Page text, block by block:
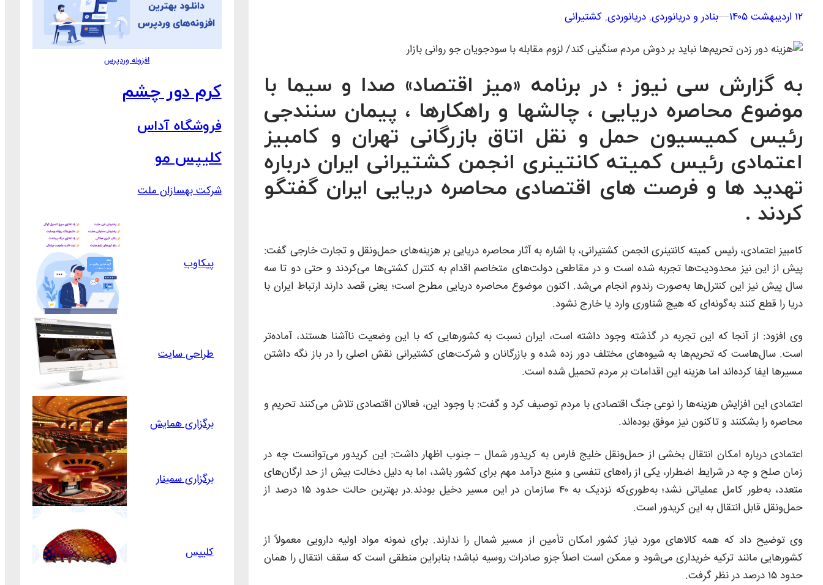
۱۲ اردیبهشت ۱۴۰۵ –
–بنادر و دریانوردی, دریانوردی, کشتیرانی
به گزارش سی نیوز ؛ در برنامه «میز اقتصاد» صدا و سیما با
موضوع محاصره دریایی ، چالشها و راهکارها ، پیمان سنندجی
رئیس کمیسیون حمل و نقل اتاق بازرگانی تهران و کامبیز
اعتمادی رئیس کمیته کانتینری انجمن کشتیرانی ایران درباره
تهدید ها و فرصت های اقتصادی محاصره دریایی ایران گفتگو
کردند .
کامبیز اعتمادی، رئیس کمیته کانتینری انجمن کشتیرانی، با اشاره به آثار محاصره دریایی بر هزینه‌های حمل‌ونقل و تجارت خارجی گفت:
پیش از این نیز محدودیت‌ها تجربه شده است و در مقاطعی دولت‌های متخاصم اقدام به کنترل کشتی‌ها می‌کردند و حتی دو تا سه
سال پیش نیز این کنترل‌ها به‌صورت رندوم انجام می‌شد. اکنون موضوع محاصره دریایی مطرح است؛ یعنی قصد دارند ارتباط ایران با
دریا را قطع کنند به‌گونه‌ای که هیچ شناوری وارد یا خارج نشود.
وی افزود: از آنجا که این تجربه در گذشته وجود داشته است، ایران نسبت به کشورهایی که با این وضعیت ناآشنا هستند، آماده‌تر
است. سال‌هاست که تحریم‌ها به شیوه‌های مختلف دور زده شده و بازرگانان و شرکت‌های کشتیرانی نقش اصلی را در باز نگه داشتن
مسیرها ایفا کرده‌اند اما هزینه این اقدامات بر مردم تحمیل شده است.
اعتمادی این افزایش هزینه‌ها را نوعی جنگ اقتصادی با مردم توصیف کرد و گفت: با وجود این، فعالان اقتصادی تلاش می‌کنند تحریم و
محاصره را بشکنند و تاکنون نیز موفق بوده‌اند.
اعتمادی درباره امکان انتقال بخشی از حمل‌ونقل خلیج فارس به کریدور شمال – جنوب اظهار داشت: این کریدور می‌توانست چه در
زمان صلح و چه در شرایط اضطرار، یکی از راه‌های تنفسی و منبع درآمد مهم برای کشور باشد، اما به دلیل دخالت بیش از حد ارگان‌های
متعدد، به‌طور کامل عملیاتی نشد؛ به‌طوری‌که نزدیک به ۴۰ سازمان در این مسیر دخیل بودند.در بهترین حالت حدود ۱۵ درصد از
حمل‌ونقل قابل انتقال به این کریدور است.
وی توضیح داد که همه کالاهای مورد نیاز کشور امکان تأمین از مسیر شمال را ندارند. برای نمونه مواد اولیه دارویی معمولاً از
کشورهایی مانند ترکیه خریداری می‌شود و ممکن است اصلاً جزو صادرات روسیه نباشد؛ بنابراین منطقی است که سقف انتقال را همان
حدود ۱۵ درصد در نظر گرفت.
افزونه وردپرس
کرم دور چشم
فروشگاه آداس
کلیپس مو
شرکت بهسازان ملت
پیکاوب
طراحی سایت
برگزاری همایش
برگزاری سمینار
کلیپس